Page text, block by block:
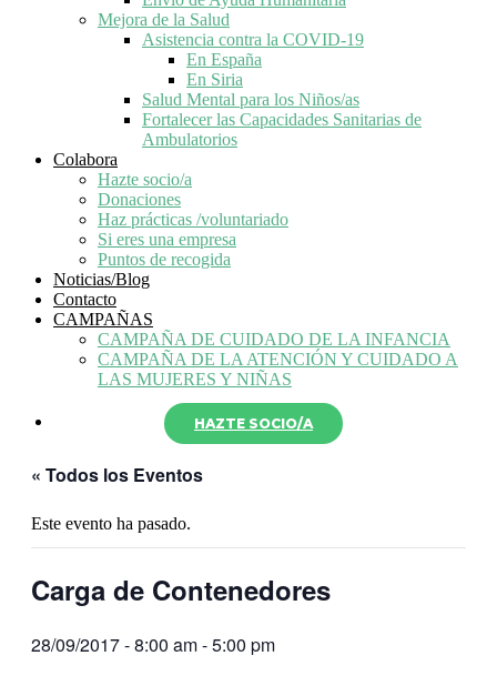
Mejora de la Salud
Asistencia contra la COVID-19
En España
En Siria
Salud Mental para los Niños/as
Fortalecer las Capacidades Sanitarias de
Ambulatorios
Colabora
Hazte socio/a
Donaciones
Haz prácticas /voluntariado
Si eres una empresa
Puntos de recogida
Noticias/Blog
Contacto
CAMPAÑAS
CAMPAÑA DE CUIDADO DE LA INFANCIA
CAMPAÑA DE LA ATENCIÓN Y CUIDADO A
LAS MUJERES Y NIÑAS
HAZTE SOCIO/A
« Todos los Eventos
Este evento ha pasado.
Carga de Contenedores
28/09/2017 - 8:00 am-5:00 pm